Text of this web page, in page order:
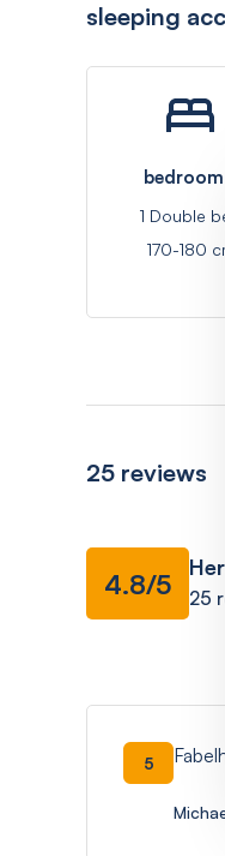
sleeping
bedroom
1 Double
170-180
25 reviews
4.8/5 25
5